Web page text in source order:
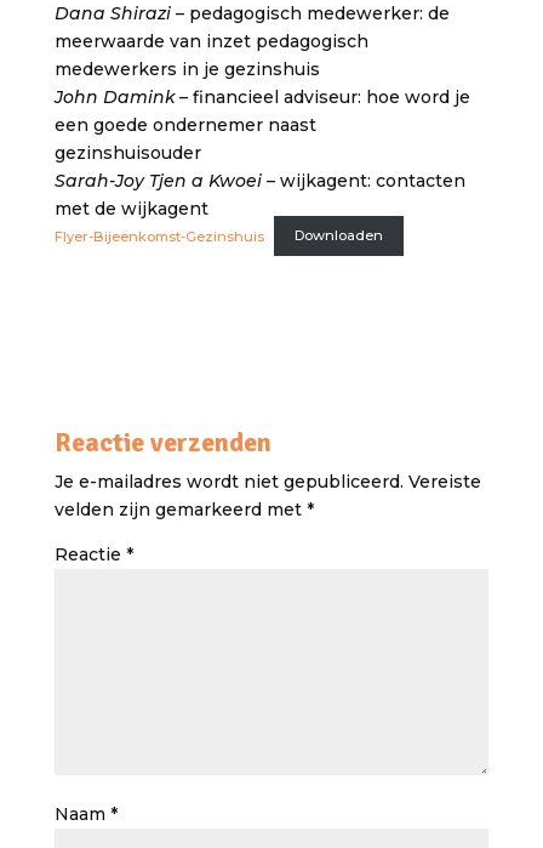
Dana Shirazi – pedagogisch medewerker: de
meerwaarde van inzet pedagogisch
medewerkers in je gezinshuis
John Damink– financieel adviseur: hoe word je
een goede ondernemer naast
gezinshuisouder
Sarah-Joy Tjen a Kwoei– wijkagent: contacten
met de wijkagent
Flyer-Bijeenkomst-Gezinshuis Downloaden
Reactie verzenden
Je e-mailadres wordt niet gepubliceerd. Vereiste
velden zijn gemarkeerd met *
Reactie *
Naam *